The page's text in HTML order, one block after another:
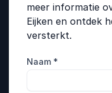
meer informatie
Eijken en ontdek
versterkt.
Naam *